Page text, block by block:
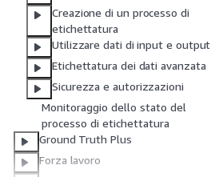
Creazione di un processo di
etichettatura
Utilizzare dati di input e output
Etichettatura dei dati avanzata
Sicurezza e autorizzazioni
Monitoraggio dello stato del
processo di etichettatura
Ground Truth Plus
Forza lavoro